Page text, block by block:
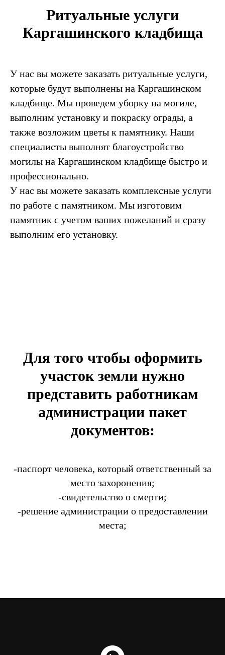
Ритуальные услуги
Каргашинского кладбища
У нас вы можете заказать ритуальные услуги,
которые будут выполнены на Каргашинском
кладбище. Мы проведем уборку на могиле,
выполним установку и покраску ограды, а
также возложим цветы к памятнику. Наши
специалисты выполнят благоустройство
могилы на Каргашинском кладбище быстро и
профессионально.
У нас вы можете заказать комплексные услуги
по работе с памятником. Мы изготовим
памятник с учетом ваших пожеланий и сразу
выполним его установку.
Для того чтобы оформить
участок земли нужно
представить работникам
администрации пакет
документов:
-паспорт человека, который ответственный за
место захоронения;
-свидетельство о смерти;
-решение администрации о предоставлении
места;